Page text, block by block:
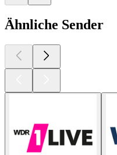
Ähnliche Sender